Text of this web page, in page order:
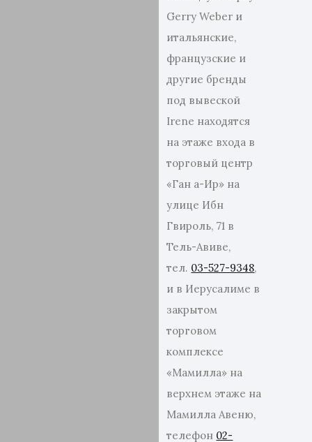
Gerry Weber и
итальянские,
французские и
другие бренды
под вывеской
Irene находятся
на этаже входа в
торговый центр
«Ган а-Ир» на
улице Ибн
Гвироль, 71 в
Тель-Авиве,
тел. 03-527-9348,
и в Иерусалиме в
закрытом
торговом
комплексе
«Мамилла» на
верхнем этаже на
Мамилла Авеню,
телефон 02-